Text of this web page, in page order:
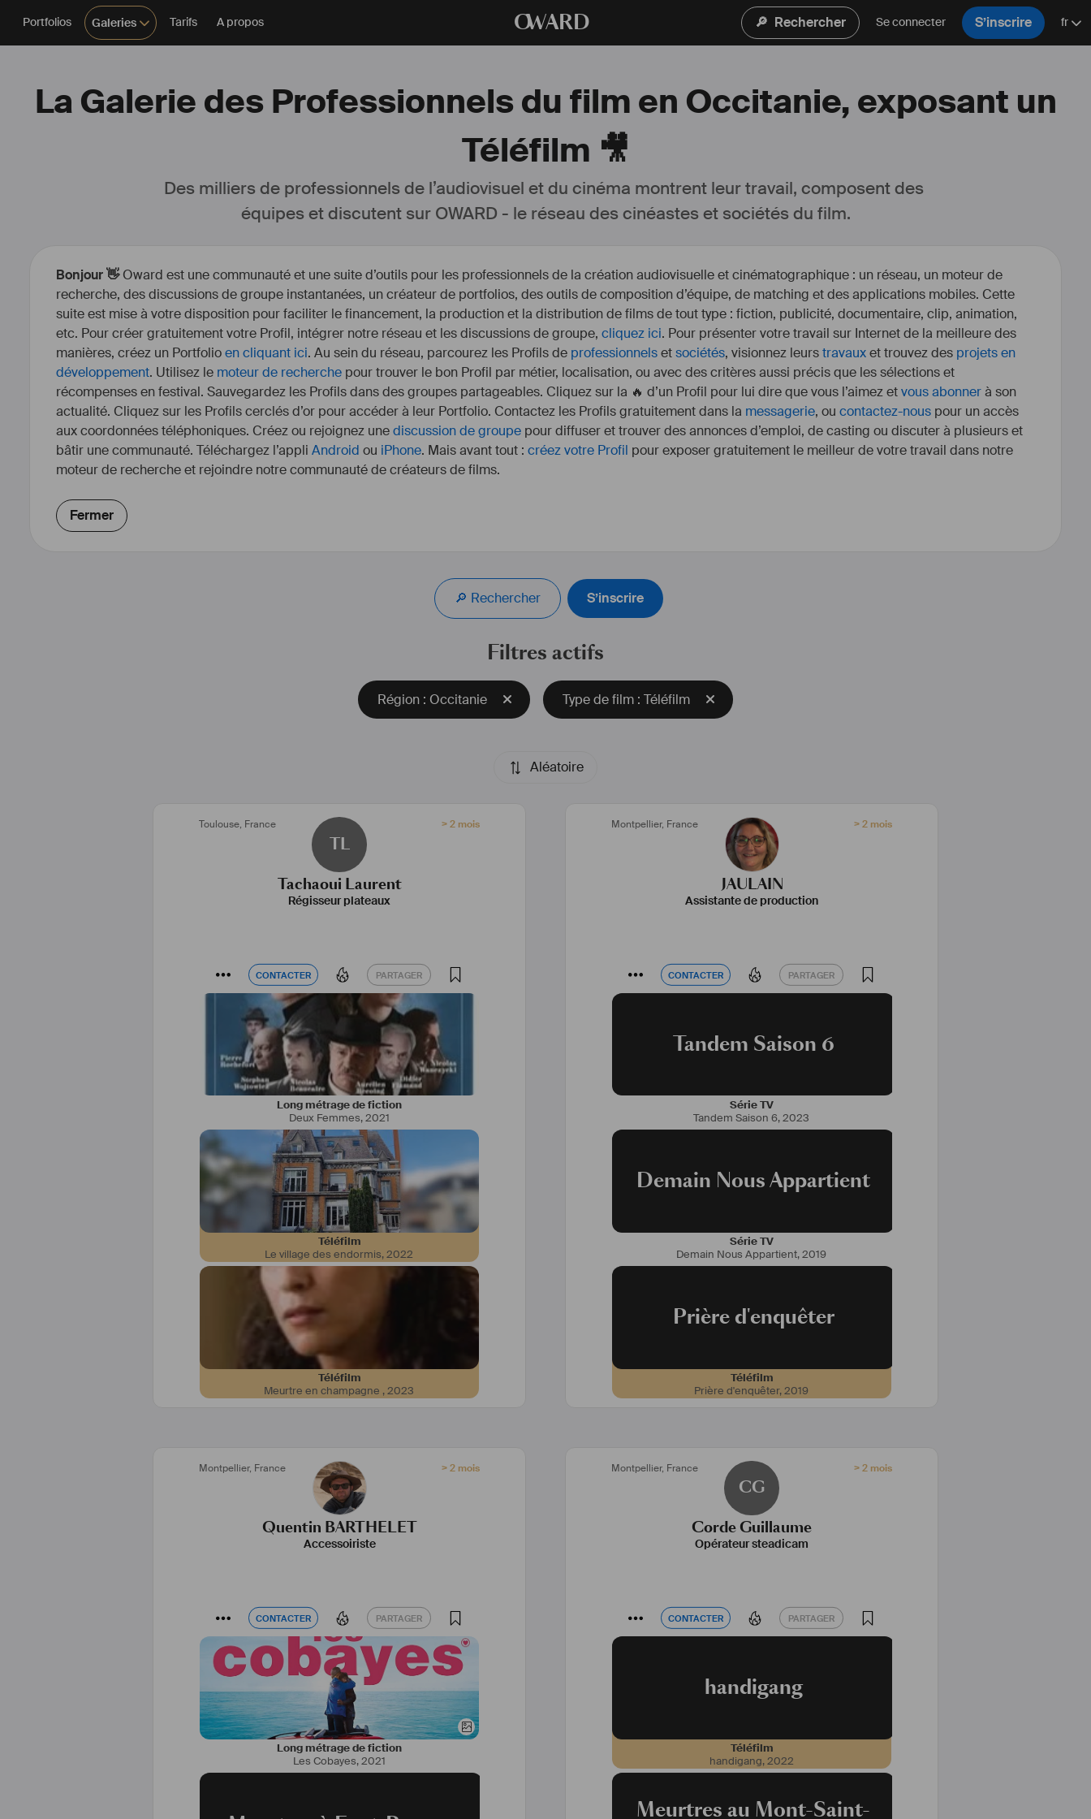
Portfolios Galeries Tarifs A propos OWARD 🔎 Rechercher Se connecter S’inscrire fr
La Galerie des Professionnels du film en Occitanie, exposant un
Téléfilm 🎥
Des milliers de professionnels de l’audiovisuel et du cinéma montrent leur travail, composent des
équipes et discutent sur OWARD - le réseau des cinéastes et sociétés du film.
Bonjour 👋Oward est une communauté et une suite d’outils pour les professionnels de la création audiovisuelle et cinématographique : un réseau, un moteur de
recherche, des discussions de groupe instantanées, un créateur de portfolios, des outils de composition d’équipe, de matching et des applications mobiles. Cette
suite est mise à votre disposition pour faciliter le financement, la production et la distribution de films de tout type : fiction, publicité, documentaire, clip, animation,
etc. Pour créer gratuitement votre Profil, intégrer notre réseau et les discussions de groupe, cliquez ici. Pour présenter votre travail sur Internet de la meilleure des
manières, créez un Portfolioen cliquant ici. Au sein du réseau, parcourez les Profils de professionnelsetsociétés, visionnez leurstravauxet trouvez des projets en
développement. Utilisez le moteur de recherche pour trouver le bon Profil par métier, localisation, ou avec des critères aussi précis que les sélections et
récompenses en festival. Sauvegardez les Profils dans des groupes partageables. Cliquez sur la 🔥 d’un Profil pour lui dire que vous l’aimez etvous abonnerà son
actualité. Cliquez sur les Profils cerclés d’or pour accéder à leur Portfolio. Contactez les Profils gratuitement dans la messagerie, ou contactez-nous pour un accès
aux coordonnées téléphoniques. Créez ou rejoignez unediscussion de groupe pour diffuser et trouver des annonces d’emploi, de casting ou discuter à plusieurs et
bâtir une communauté. Téléchargez l’appli Android ou iPhone. Mais avant tout : créez votre Profil pour exposer gratuitement le meilleur de votre travail dans notre
moteur de recherche et rejoindre notre communauté de créateurs de films.
Fermer
🔎 Rechercher S’inscrire
Filtres actifs
Région : Occitanie Type de film : Téléfilm
Aléatoire
Toulouse, France
TL
> 2 mois
Tachaoui Laurent
Régisseur plateaux
CONTACTER PARTAGER
CONTACTER PARTAGER
Long métrage de fiction
Deux Femmes,2021
Téléfilm
Le village des endormis,2022
Téléfilm
Meurtre en champagne ,2023
Montpellier, France > 2 mois
JAULAIN
Assistante de production
CONTACTER PARTAGER
CONTACTER PARTAGER
Tandem Saison 6
Série TV
Tandem Saison 6,2023
Demain Nous Appartient
Série TV
Demain Nous Appartient,2019
Prière d'enquêter
Téléfilm
Prière d'enquêter,2019
Montpellier, France > 2 mois
Quentin BARTHELET
Accessoiriste
CONTACTER PARTAGER
CONTACTER PARTAGER
Long métrage de fiction
Les Cobayes,2021
Montpellier, France
CG
> 2 mois
Corde Guillaume
Opérateur steadicam
CONTACTER PARTAGER
CONTACTER PARTAGER
handigang
Téléfilm
handigang,2022
Meurtres au Mont-Saint-